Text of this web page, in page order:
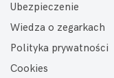
Ubezpieczenie
Wiedza o zegarkach
Polityka prywatności
Cookies